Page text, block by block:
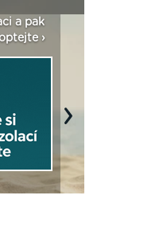
a pak
›
Next